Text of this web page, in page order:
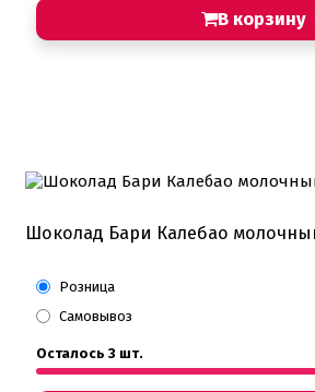
В корзину
Шоколад Бари Калебао
Розница
Самовывоз
Осталось 3 шт.